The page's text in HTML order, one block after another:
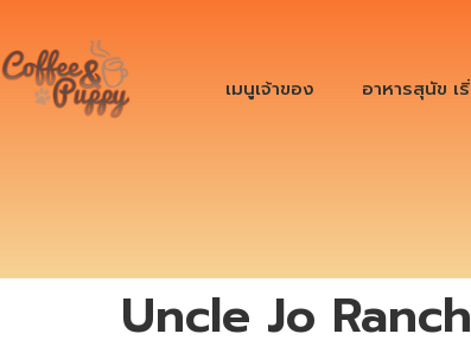
เมนูเจ้าของ อาหารสุนัข เ
Uncle Jo